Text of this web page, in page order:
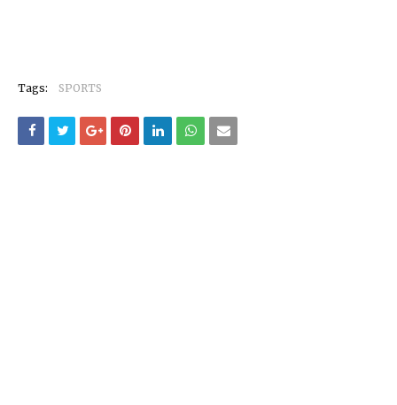
Tags: SPORTS